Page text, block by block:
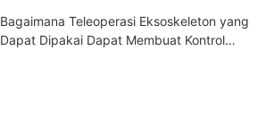
Bagaimana Teleoperasi Eksoskeleton yang
Dapat Dipakai Dapat Membuat Kontrol